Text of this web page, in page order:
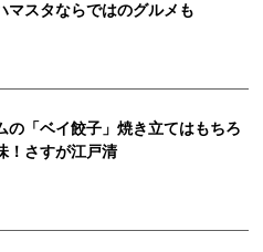
マスタならではのグルメも
の「ベイ餃子」焼き立てはもちろ
！さすが江戸清